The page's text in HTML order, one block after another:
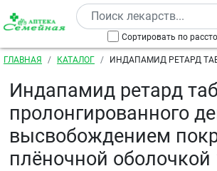
Перейти к основному содержанию
Сортировать по
Строка навигации
ГЛАВНАЯ КАТАЛОГ
ИНДАПАМИД РЕТАРД
Индапамид ретард
пролонгированного
высвобождением
плёночной